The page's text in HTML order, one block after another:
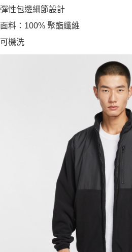
彈性包邊細節設計
面料：100% 聚酯纖維
可機洗